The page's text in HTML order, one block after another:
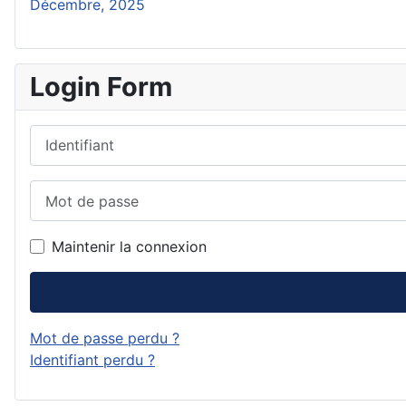
Décembre, 2025
Login Form
Maintenir la connexion
Mot de passe perdu ?
Identifiant perdu ?